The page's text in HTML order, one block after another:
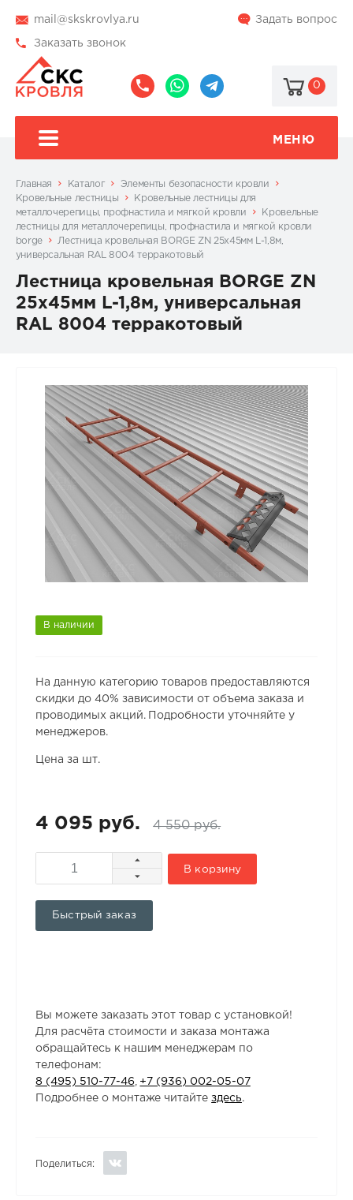
mail@skskrovlya.ru Задать вопрос
Заказать звонок
0
МЕНЮ
Главная Каталог
Элементы безопасности кровли
Кровельные лестницы
Кровельные лестницы для
металлочерепицы, профнастила и мягкой кровли
Кровельные
лестницы для металлочерепицы, профнастила и мягкой кровли
borge
Лестница кровельная BORGE ZN 25х45мм L-1,8м,
универсальная RAL 8004 терракотовый
Лестница кровельная BORGE ZN
25х45мм L-1,8м, универсальная
RAL 8004 терракотовый
В наличии
На данную категорию товаров предоставляются
скидки до 40% зависимости от объема заказа и
проводимых акций. Подробности уточняйте у
менеджеров.
Цена за шт.
4 095 руб. 4 550 руб.
В корзину
Быстрый заказ
Вы можете заказать этот товар с установкой!
Для расчёта стоимости и заказа монтажа
обращайтесь к нашим менеджерам по
телефонам:
8 (495) 510-77-46
+7 (936) 002-05-07
Подробнее о монтаже читайтездесь.
Поделиться: